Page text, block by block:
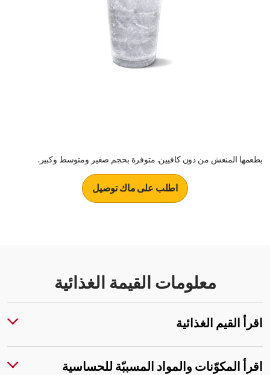
بطعمها المنعش من دون كافيين. متوفرة بحجم صغير ومتوسط وكبير.
اطلب على ماك توصيل
معلومات القيمة الغذائية
اقرأ القيم الغذائية
اقرأ المكوّنات والمواد المسببّة للحساسية